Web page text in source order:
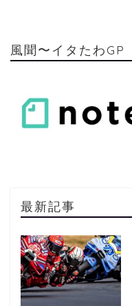
風聞〜イタたわGP
最新記事